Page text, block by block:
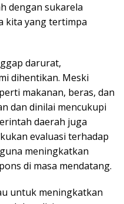
dengan sukarela
kita yang tertimpa
darurat,
dihentikan. Meski
makanan, beras, dan
dan dinilai mencukupi
daerah juga
evaluasi terhadap
meningkatkan
di masa mendatang.
untuk meningkatkan